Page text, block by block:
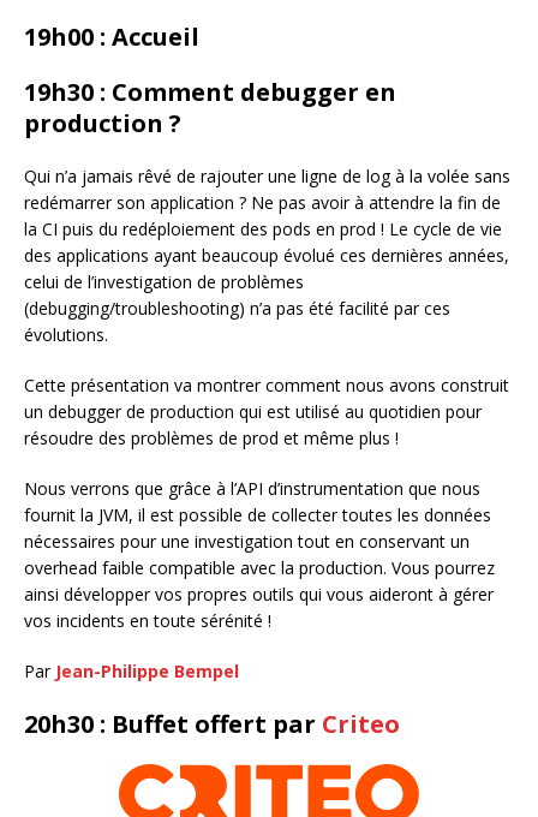
19h00 : Accueil
19h30 : Comment debugger en
production ?
Qui n’a jamais rêvé de rajouter une ligne de log à la volée sans
redémarrer son application ? Ne pas avoir à attendre la fin de
la CI puis du redéploiement des pods en prod ! Le cycle de vie
des applications ayant beaucoup évolué ces dernières années,
celui de l’investigation de problèmes
(debugging/troubleshooting) n’a pas été facilité par ces
évolutions.
Cette présentation va montrer comment nous avons construit
un debugger de production qui est utilisé au quotidien pour
résoudre des problèmes de prod et même plus !
Nous verrons que grâce à l’API d’instrumentation que nous
fournit la JVM, il est possible de collecter toutes les données
nécessaires pour une investigation tout en conservant un
overhead faible compatible avec la production. Vous pourrez
ainsi développer vos propres outils qui vous aideront à gérer
vos incidents en toute sérénité !
Par Jean-Philippe Bempel
20h30 : Buffet offert par Criteo